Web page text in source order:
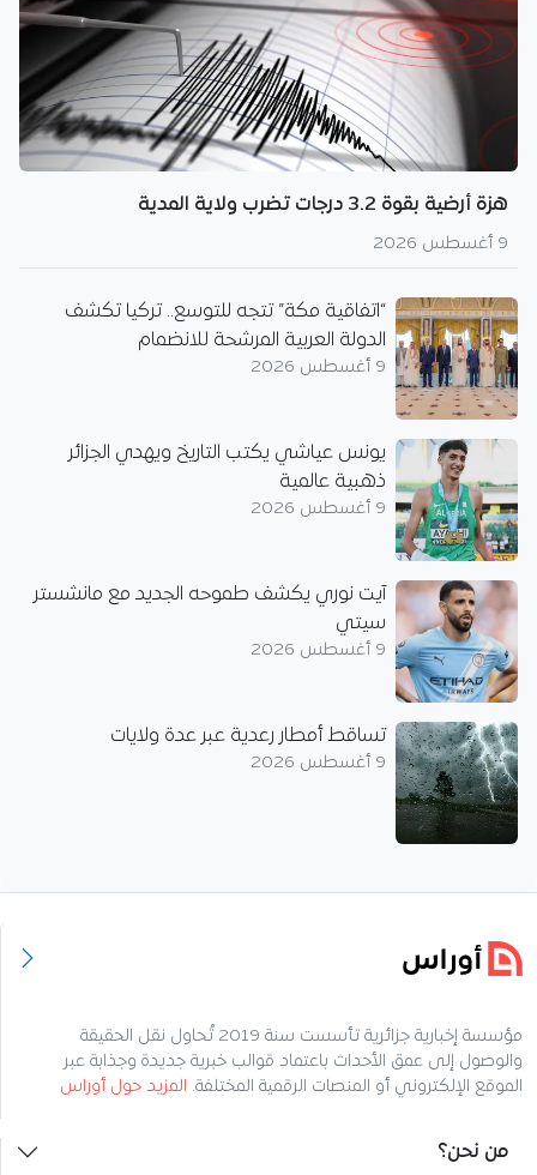
هزة أرضية بقوة 3.2 درجات تضرب ولاية المدية
9 أغسطس 2026
“اتفاقية مكة” تتجه للتوسع.. تركيا تكشف
الدولة العربية المرشحة للانضمام
9 أغسطس 2026
يونس عياشي يكتب التاريخ ويهدي الجزائر
ذهبية عالمية
9 أغسطس 2026
آيت نوري يكشف طموحه الجديد مع مانشستر
سيتي
9 أغسطس 2026
تساقط أمطار رعدية عبر عدة ولايات
9 أغسطس 2026
مؤسسة إخبارية جزائرية تأسست سنة 2019 تُحاول نقل الحقيقة
والوصول إلى عمق الأحداث باعتماد قوالب خبرية جديدة وجذابة عبر
الموقع الإلكتروني أو المنصات الرقمية المختلفة. المزيد حول أوراس
من نحن؟